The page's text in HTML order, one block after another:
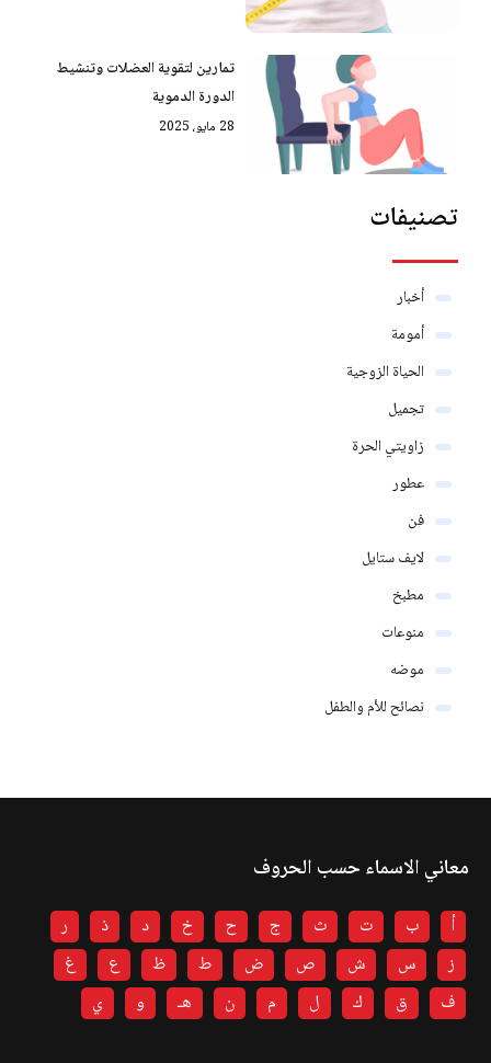
تمارين لتقوية العضلات وتنشيط
الدورة الدموية
28 مايو، 2025
تصنيفات
أخبار
أمومة
الحياة الزوجية
تجميل
زاويتي الحرة
عطور
فن
لايف ستايل
مطبخ
منوعات
موضه
نصائح للأم والطفل
معاني الاسماء حسب الحروف
أ ب ت ث ج ح خ د ذ
ر
ز
س ش ص ض ط ظ ع
غ
ف
ق ك ل م ن هـ و ي